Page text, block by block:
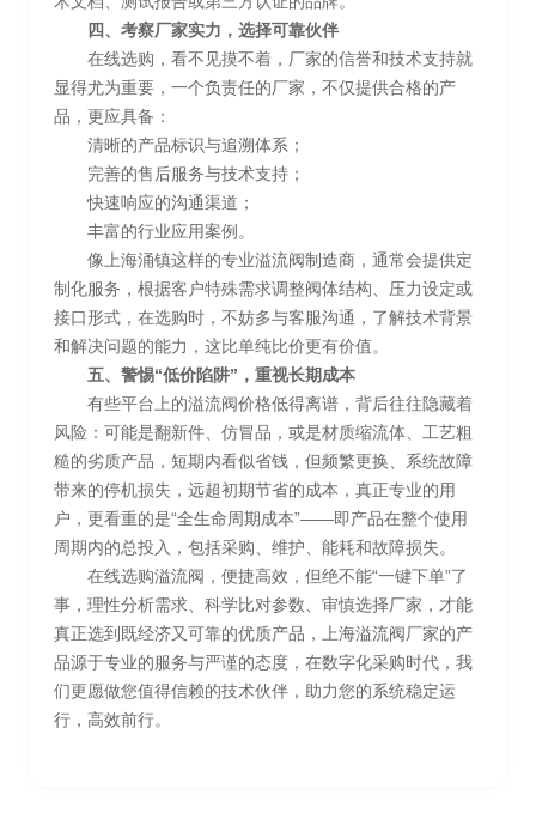
四、考察厂家实力，选择可靠伙伴
在线选购，看不见摸不着，厂家的信誉和技术支持就
显得尤为重要，一个负责任的厂家，不仅提供合格的产
品，更应具备：
清晰的产品标识与追溯体系；
完善的售后服务与技术支持；
快速响应的沟通渠道；
丰富的行业应用案例。
像上海涌镇这样的专业溢流阀制造商，通常会提供定
制化服务，根据客户特殊需求调整阀体结构、压力设定或
接口形式，在选购时，不妨多与客服沟通，了解技术背景
和解决问题的能力，这比单纯比价更有价值。
五、警惕“低价陷阱”，重视长期成本
有些平台上的溢流阀价格低得离谱，背后往往隐藏着
风险：可能是翻新件、仿冒品，或是材质缩流体、工艺粗
糙的劣质产品，短期内看似省钱，但频繁更换、系统故障
带来的停机损失，远超初期节省的成本，真正专业的用
户，更看重的是“全生命周期成本”——即产品在整个使用
周期内的总投入，包括采购、维护、能耗和故障损失。
在线选购溢流阀，便捷高效，但绝不能“一键下单”了
事，理性分析需求、科学比对参数、审慎选择厂家，才能
真正选到既经济又可靠的优质产品，上海溢流阀厂家的产
品源于专业的服务与严谨的态度，在数字化采购时代，我
们更愿做您值得信赖的技术伙伴，助力您的系统稳定运
行，高效前行。